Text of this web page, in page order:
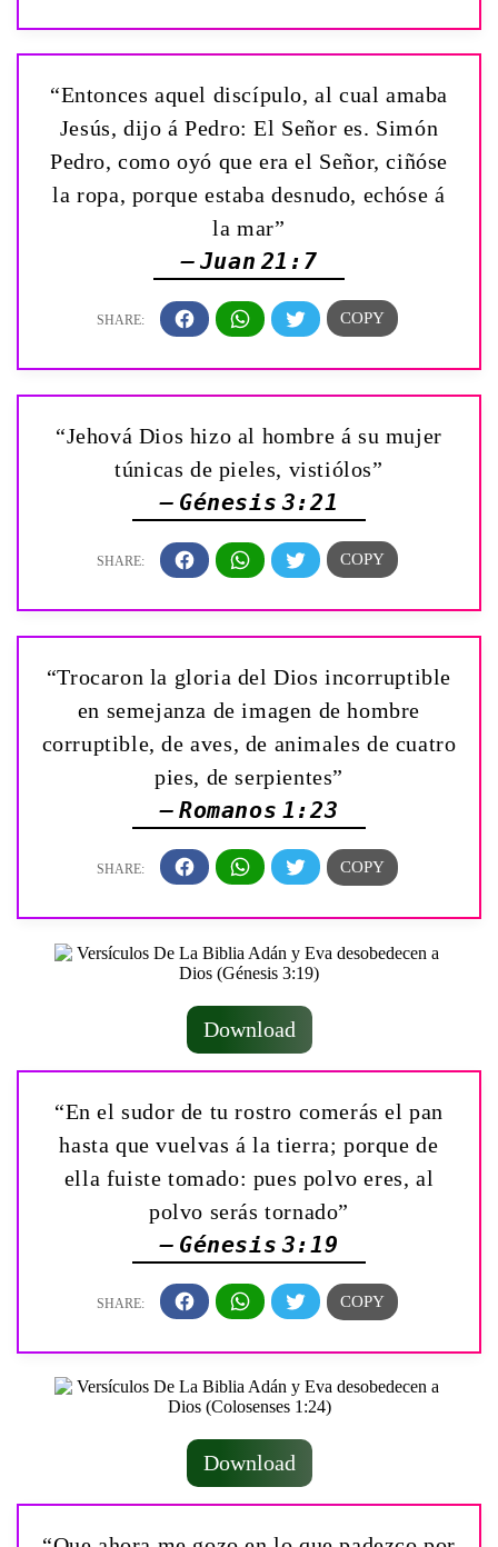
“Entonces aquel discípulo, al cual amaba
Jesús, dijo á Pedro: El Señor es. Simón
Pedro, como oyó que era el Señor, ciñóse
la ropa, porque estaba desnudo, echóse á
la mar”
— Juan 21:7
“Jehová Dios hizo al hombre á su mujer
túnicas de pieles, vistiólos”
— Génesis 3:21
“Trocaron la gloria del Dios incorruptible
en semejanza de imagen de hombre
corruptible, de aves, de animales de cuatro
pies, de serpientes”
— Romanos 1:23
Download
“En el sudor de tu rostro comerás el pan
hasta que vuelvas á la tierra; porque de
ella fuiste tomado: pues polvo eres, al
polvo serás tornado”
— Génesis 3:19
Download